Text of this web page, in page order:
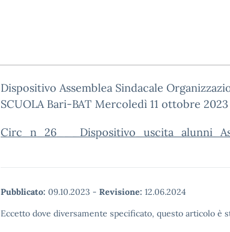
Dispositivo Assemblea Sindacale
SCUOLA Bari-BAT Mercoledì 11 ottobre 2023
Pubblicato: 09.10.2023 - Revisione: 12.06.2024
Eccetto dove diversamente specificato, questo articolo è